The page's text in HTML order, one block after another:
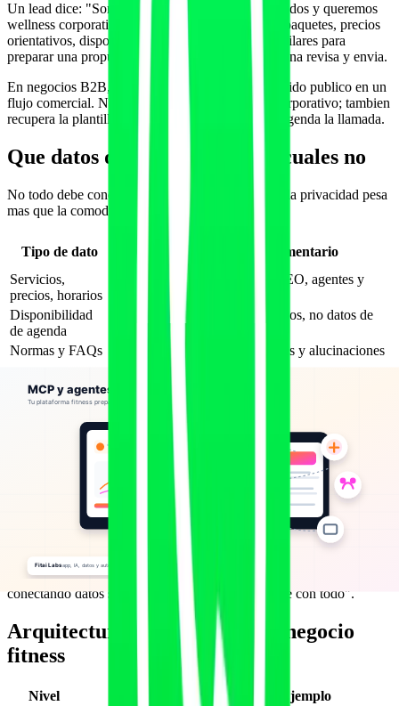
Un lead dice: "Somos una empresa de 120 empleados y queremos
wellness corporativo". El agente puede consultar paquetes, precios
orientativos, disponibilidad del equipo y casos similares para
preparar una propuesta inicial. Despues, una persona revisa y envia.
En negocios B2B, MCP puede convertir el contenido publico en un
flujo comercial. No solo lee el post de wellness corporativo; tambien
recupera la plantilla correcta, adapta preguntas y agenda la llamada.
Que datos deberias exponer y cuales no
No todo debe conectarse. Para fitness y wellness, la privacidad pesa
mas que la comodidad.
Tipo de dato
Exposicion
recomendada
Comentario
Servicios,
precios, horarios
semipublica
Ideal para GEO, agentes y
Disponibilidad
de agenda
Controlada
Mostrar huecos, no datos de
Normas y FAQs
Reduce dudas y alucinaciones
Privada, con
autenticacion
Historial de
entrenamiento
Privada, por
Datos de salud o
Muy restringida
Especialmente sensible bajo
Menores de edad
Restriccion
Consentimiento, tutores y
Confirmacion
Bajas, devoluciones, borrado,
cambios clinicos
La regla practica: empieza por lectura publica y herramientas de bajo
riesgo. Despues sube a acciones autenticadas. No empieces
conectando datos sensibles porque "la IA ya puede con todo".
Arquitectura minima para un negocio
fitness
Nivel
Ejemplo